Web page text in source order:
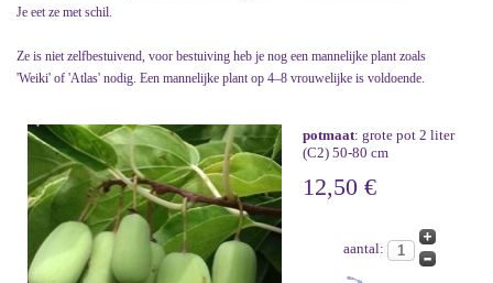
Je eet ze met schil.
Ze is niet zelfbestuivend, voor bestuiving heb je nog een mannelijke plant zoals
'Weiki' of 'Atlas' nodig. Een mannelijke plant op 4–8 vrouwelijke is voldoende.
potmaat: grote pot 2 liter
(C2) 50-80 cm
12,50 €
aantal: